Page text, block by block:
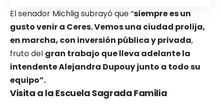
El senador Michlig subrayó que “siempre es un
gusto venir a Ceres. Vemos una ciudad prolija,
en marcha, con inversión pública y privada,
fruto del gran trabajo que lleva adelante la
intendente Alejandra Dupouy junto a todo su
equipo”.
Visita a la Escuela Sagrada Familia